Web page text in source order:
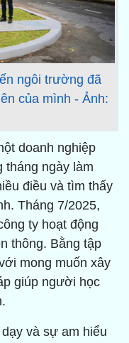
ngôi trường đã
của mình - Ảnh:
doanh nghiệp
tháng ngày làm
điều và tìm thấy
Tháng 7/2025,
ty hoạt động
thông. Bằng tập
mong muốn xây
giúp người học
và sự am hiểu